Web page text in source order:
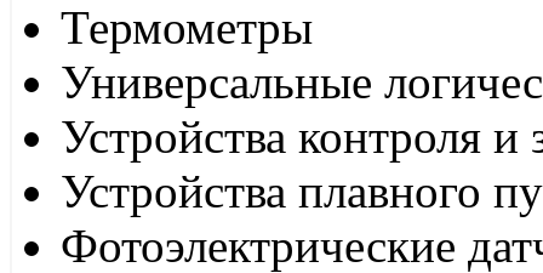
Термометры
Универсальные
Устройства контроля
Устройства плавного
Фотоэлектрические